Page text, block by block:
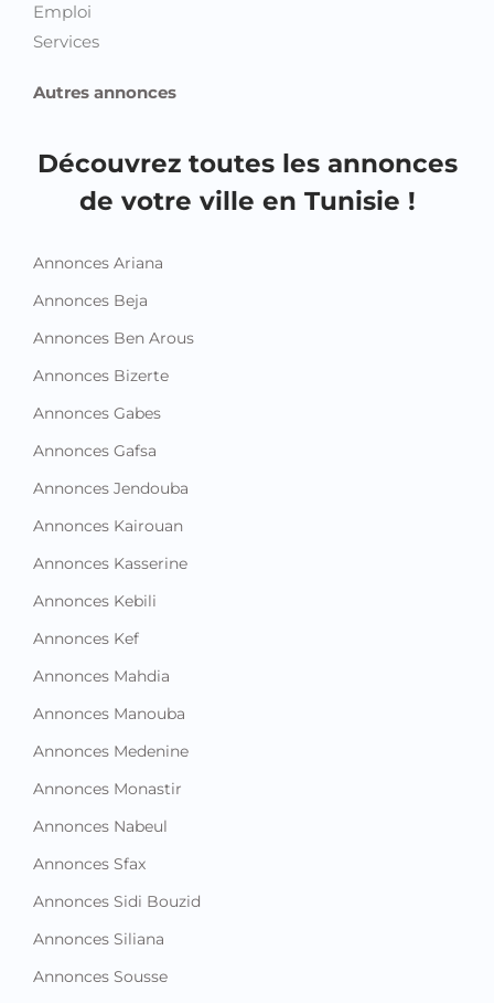
Emploi
Services
Autres annonces
Découvrez toutes les annonces
de votre ville en Tunisie !
Annonces Ariana
Annonces Beja
Annonces Ben Arous
Annonces Bizerte
Annonces Gabes
Annonces Gafsa
Annonces Jendouba
Annonces Kairouan
Annonces Kasserine
Annonces Kebili
Annonces Kef
Annonces Mahdia
Annonces Manouba
Annonces Medenine
Annonces Monastir
Annonces Nabeul
Annonces Sfax
Annonces Sidi Bouzid
Annonces Siliana
Annonces Sousse